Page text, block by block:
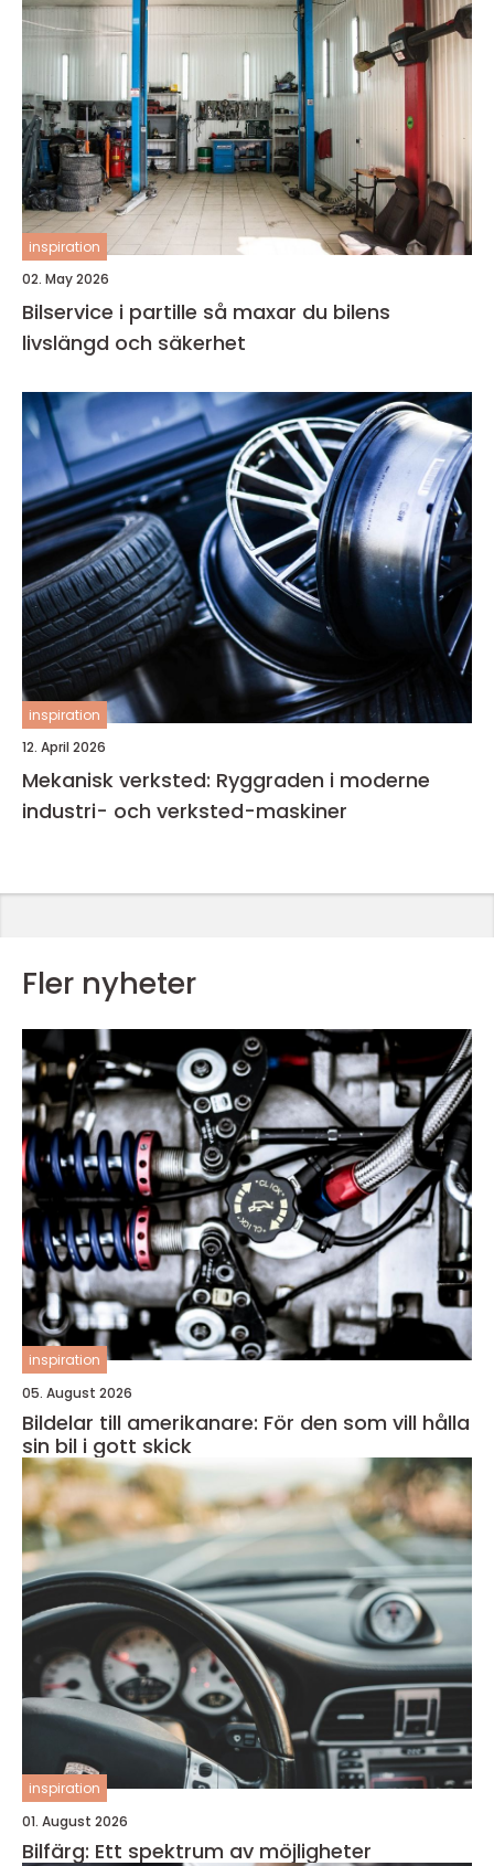
inspiration
02. May 2026
Bilservice i partille så maxar du bilens
livslängd och säkerhet
inspiration
12. April 2026
Mekanisk verksted: Ryggraden i moderne
industri- och verksted-maskiner
Fler nyheter
inspiration
05. August 2026
Bildelar till amerikanare: För den som vill hålla
sin bil i gott skick
inspiration
01. August 2026
Bilfärg: Ett spektrum av möjligheter